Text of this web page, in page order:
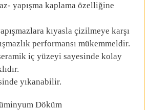
yapışma kaplama özelliğine
kıyasla çizilmeye karşı
performansı mükemmeldir.
iç yüzeyi sayesinde kolay
yıkanabilir.
Döküm